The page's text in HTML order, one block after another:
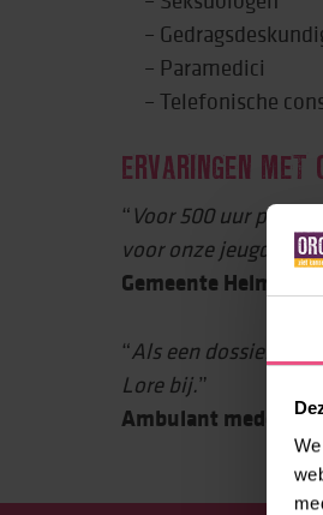
–
– Paramedici
– Telefonische
ERVARINGEN MET
“ Voor 500 uur per
voor onze
Gemeente Helmond-
“Als een dossier te
Lore bij.”
Ambulant